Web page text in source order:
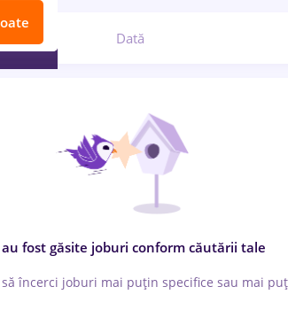
Dată
fost găsite joburi conform căutării tale
încerci joburi mai puțin specifice sau mai